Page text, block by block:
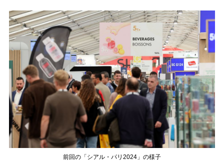
前回の「シアル・パリ2024」の様子